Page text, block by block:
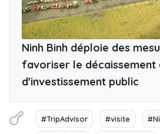
Ninh Binh déploie des
favoriser le décaissement
d'investissement public
#TripAdvisor #visite